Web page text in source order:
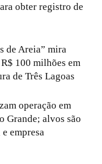
obter registro de
de Areia” mira
100 milhões em
de Três Lagoas
operação em
Grande; alvos são
empresa